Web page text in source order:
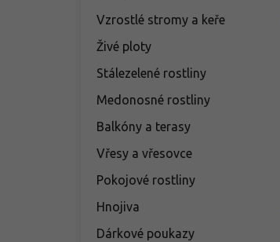
Vzrostlé stromy a keře
Živé ploty
Stálezelené rostliny
Medonosné rostliny
Balkóny a terasy
Vřesy a vřesovce
Pokojové rostliny
Hnojiva
Dárkové poukazy